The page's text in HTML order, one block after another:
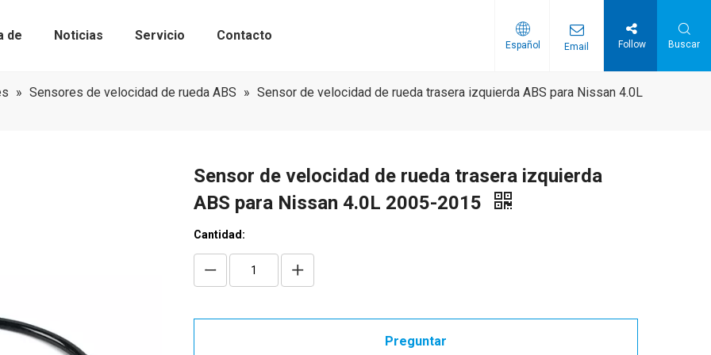
de Noticias Servicio Contacto
Español Email Follow Buscar
» Sensores de velocidad de rueda ABS » Sensor de velocidad de rueda trasera izquierda ABS para Nissan 4.0L
Sensor de velocidad de rueda trasera izquierda
ABS para Nissan 4.0L 2005-2015
Cantidad:
Preguntar